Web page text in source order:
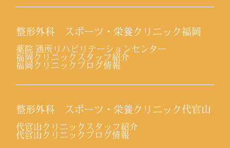
整形外科 スポーツ・栄養クリニック福岡
薬院 通所リハビリテーションセンター
福岡クリニックスタッフ紹介
福岡クリニックブログ情報
整形外科 スポーツ・栄養クリニック代官山
代官山クリニックスタッフ紹介
代官山クリニックブログ情報